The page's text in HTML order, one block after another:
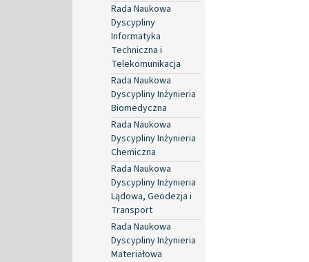
Rada Naukowa
Dyscypliny
Informatyka
Techniczna i
Telekomunikacja
Rada Naukowa
Dyscypliny Inżynieria
Biomedyczna
Rada Naukowa
Dyscypliny Inżynieria
Chemiczna
Rada Naukowa
Dyscypliny Inżynieria
Lądowa, Geodezja i
Transport
Rada Naukowa
Dyscypliny Inżynieria
Materiałowa